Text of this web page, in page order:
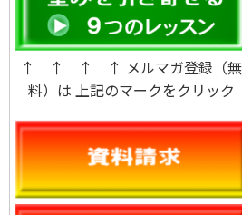
↑ ↑ ↑ ↑ メルマガ登録（無
料）は 上記のマークをクリック